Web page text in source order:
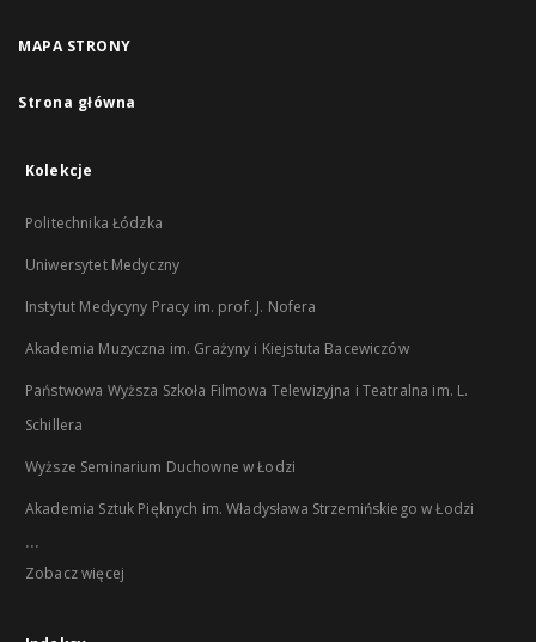
MAPA STRONY
Strona główna
Kolekcje
Politechnika Łódzka
Uniwersytet Medyczny
Instytut Medycyny Pracy im. prof. J. Nofera
Akademia Muzyczna im. Grażyny i Kiejstuta Bacewiczów
Państwowa Wyższa Szkoła Filmowa Telewizyjna i Teatralna im. L.
Schillera
Wyższe Seminarium Duchowne w Łodzi
Akademia Sztuk Pięknych im. Władysława Strzemińskiego w Łodzi
...
Zobacz więcej